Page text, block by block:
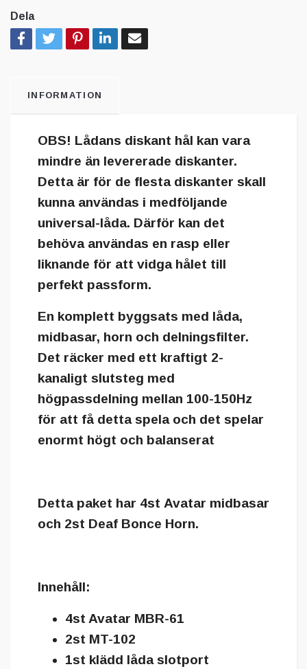
Dela
INFORMATION
OBS! Lådans diskant hål kan vara
mindre än levererade diskanter.
Detta är för de flesta diskanter skall
kunna användas i medföljande
universal-låda. Därför kan det
behöva användas en rasp eller
liknande för att vidga hålet till
perfekt passform.
En komplett byggsats med låda,
midbasar, horn och delningsfilter.
Det räcker med ett kraftigt 2-
kanaligt slutsteg med
högpassdelning mellan 100-150Hz
för att få detta spela och det spelar
enormt högt och balanserat
Detta paket har 4st Avatar midbasar
och 2st Deaf Bonce Horn.
Innehåll:
4st Avatar MBR-61
2st MT-102
1st klädd låda slotport